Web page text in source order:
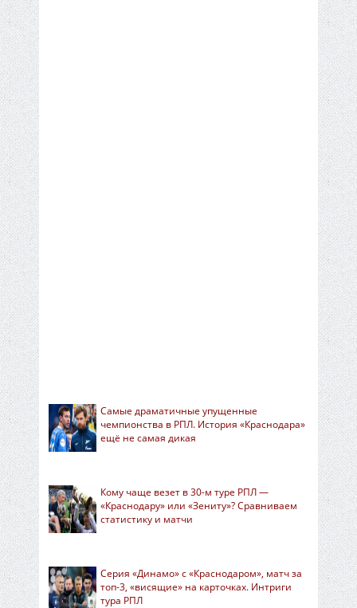
Самые драматичные упущенные
чемпионства в РПЛ. История «Краснодара»
ещё не самая дикая
Кому чаще везет в 30-м туре РПЛ —
«Краснодару» или «Зениту»? Сравниваем
статистику и матчи
Серия «Динамо» с «Краснодаром», матч за
топ-3, «висящие» на карточках. Интриги
тура РПЛ